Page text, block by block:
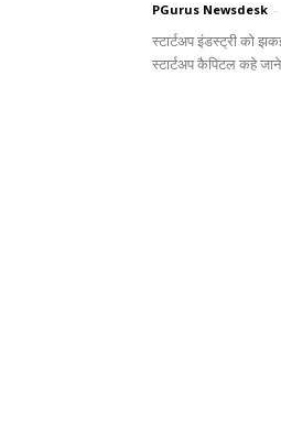
PGurus Newsdesk -
स्टार्टअप इंडस्ट्री को
स्टार्टअप कैपिटल कहे